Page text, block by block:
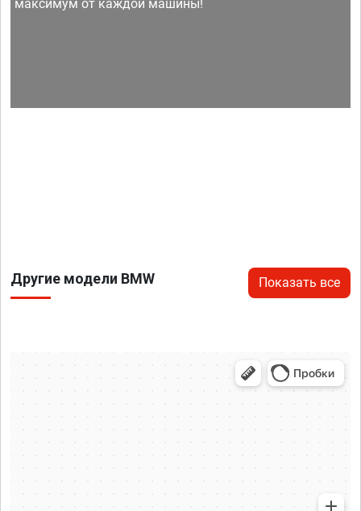
максимум от каждой машины!
Другие модели BMW Показать все